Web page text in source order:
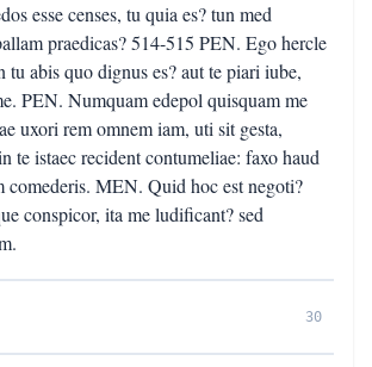
esse censes, tu quia es? tun med
praedicas? 514-515 PEN. Ego hercle
abis quo dignus es? aut te piari iube,
PEN. Numquam edepol quisquam me
uxori rem omnem iam, uti sit gesta,
te istaec recident contumeliae: faxo haud
comederis. MEN. Quid hoc est negoti?
conspicor, ita me ludificant? sed
30